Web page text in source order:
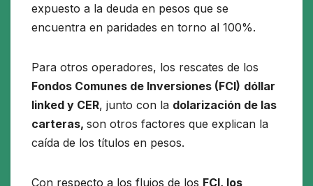
expuesto a la deuda en pesos que se
encuentra en paridades en torno al 100%.
Para otros operadores, los rescates de los
Fondos Comunes de Inversiones (FCI) dóllar
linked y CER, junto con la dolarización de las
carteras, son otros factores que explican la
caída de los títulos en pesos.
Con respecto a los flujos de los FCI, los